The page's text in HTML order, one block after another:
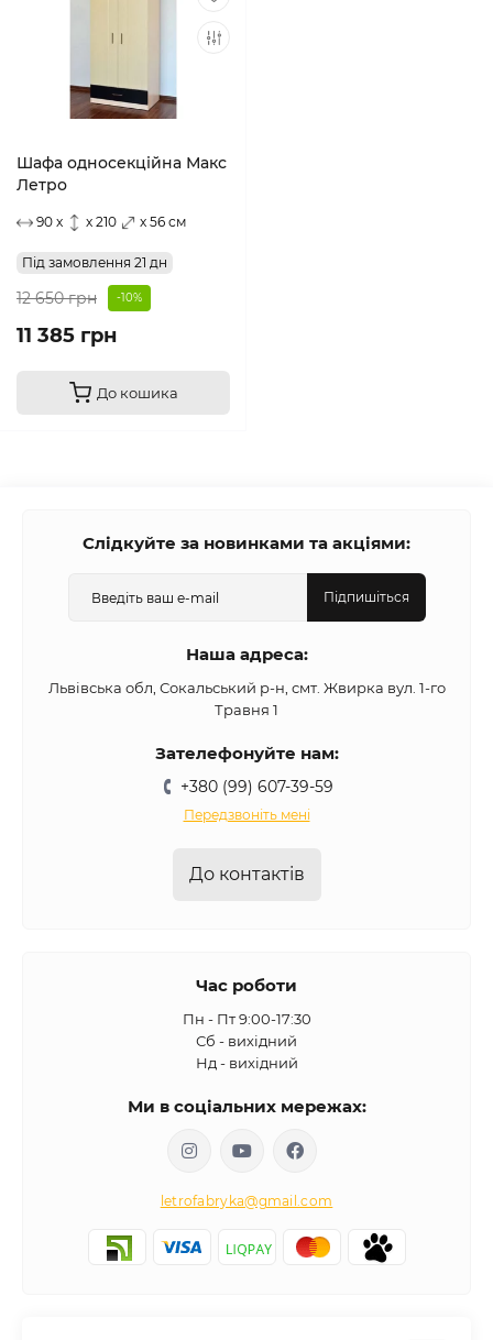
Шафа односекційна Макс
Летро
90 x x 210 x 56 см
Під замовлення 21 дн
12 650 грн -10%
11 385 грн
До кошика
Слідкуйте за новинками та акціями:
Підпишіться
Наша адреса:
Львівська обл, Сокальський р-н, смт. Жвирка вул. 1-го
Травня 1
Зателефонуйте нам:
+380 (99) 607-39-59
Передзвоніть мені
До контактів
Час роботи
Пн - Пт 9:00-17:30
Сб - вихідний
Нд - вихідний
Ми в соціальних мережах:
letrofabryka@gmail.com